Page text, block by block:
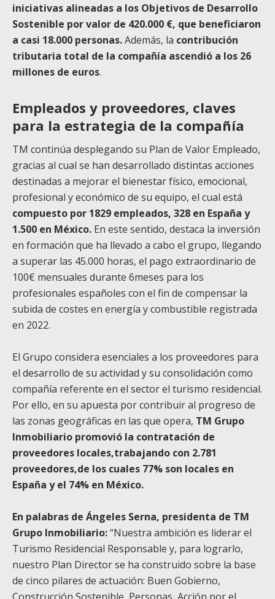
iniciativas alineadas a los Objetivos de Desarrollo
Sostenible por valor de 420.000 €, que beneficiaron
a casi 18.000 personas.Además, la contribución
tributaria total de la compañía ascendió a los 26
millones de euros.
Empleados y proveedores, claves
para la estrategia de la compañía
TM continúa desplegando su Plan de Valor Empleado,
gracias al cual se han desarrollado distintas acciones
destinadas a mejorar el bienestar físico, emocional,
profesional y económico de su equipo, el cual está
compuesto por 1829 empleados, 328 en España y
1.500 en México. En este sentido, destaca la inversión
en formación que ha llevado a cabo el grupo, llegando
a superar las 45.000 horas, el pago extraordinario de
100€ mensuales durante 6meses para los
profesionales españoles con el fin de compensar la
subida de costes en energía y combustible registrada
en 2022.
El Grupo considera esenciales a los proveedores para
el desarrollo de su actividad y su consolidación como
compañía referente en el sector el turismo residencial.
Por ello, en su apuesta por contribuir al progreso de
las zonas geográficas en las que opera, TM Grupo
Inmobiliario promovió la contratación de
proveedores locales,trabajando con 2.781
proveedores,de los cuales 77% son locales en
España y el 74% en México.
En palabras de Ángeles Serna, presidenta de TM
Grupo Inmobiliario:“Nuestra ambición es liderar el
Turismo Residencial Responsable y, para lograrlo,
nuestro Plan Director se ha construido sobre la base
de cinco pilares de actuación: Buen Gobierno,